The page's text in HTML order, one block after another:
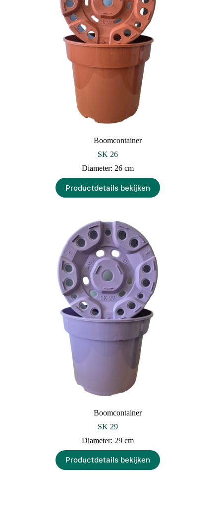
Boomcontainer
SK 26
Diameter: 26 cm
Productdetails bekijken
Boomcontainer
SK 29
Diameter: 29 cm
Productdetails bekijken